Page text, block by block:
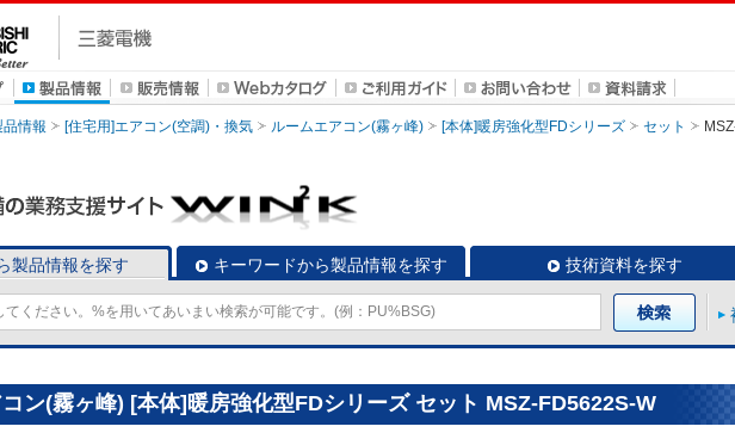
品情報 [住宅用]エアコン(空調)・換気 ルームエアコン(霧ヶ峰) [本体]暖房強化型FDシリーズ セット
製品情報を探す キーワードから製品情報を探す 技術資料を探す
ン(霧ヶ峰) [本体]暖房強化型FDシリーズ セット MSZ-FD5622S-W